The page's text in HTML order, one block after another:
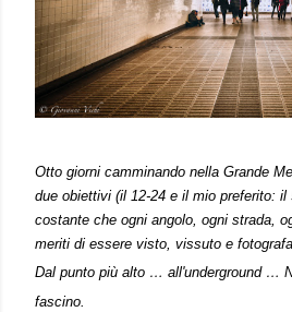
Otto giorni camminando nella Grande
due obiettivi (il 12-24 e il mio preferito:
costante che ogni angolo, ogni strada,
meriti di essere visto, vissuto e
Dal punto più alto … all'underground …
fascino.